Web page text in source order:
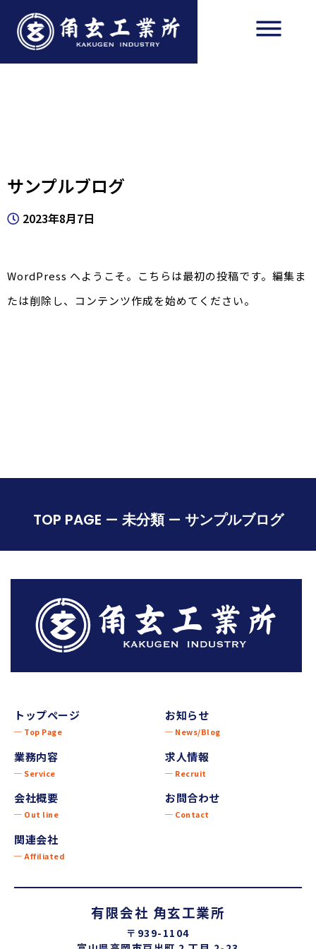
サンプルブログ
2023年8月7日
WordPress へようこそ。こちらは最初の投稿です。編集ま
たは削除し、コンテンツ作成を始めてください。
TOP PAGE — 未分類— サンプルブログ
有限会社 角玄工業所
〒939-1104
お知らせ
─ News/Blog
求人情報
─ Recruit
お問合わせ
─ Contact
トップページ
─ Top Page
業務内容
─ Service
会社概要
─ Out line
関連会社
─ Affiliated